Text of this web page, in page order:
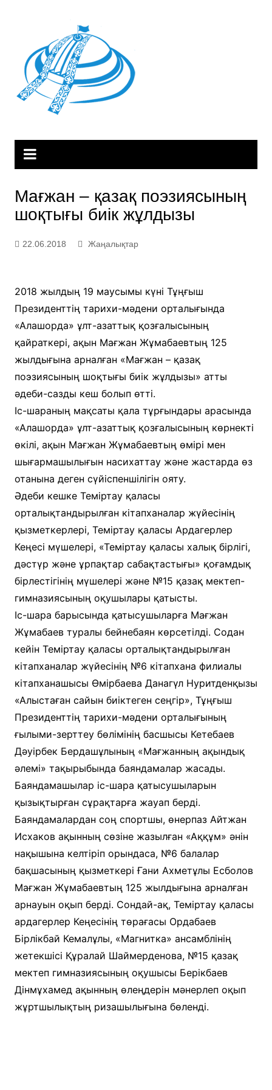
Мағжан – қазақ поэзиясының
шоқтығы биік жұлдызы
22.06.2018 Жаңалықтар
2018 жылдың 19 маусымы күні Тұңғыш
Президенттің тарихи-мәдени орталығында
«Алашорда» ұлт-азаттық қозғалысының
қайраткері, ақын Мағжан Жұмабаевтың 125
жылдығына арналған «Мағжан – қазақ
поэзиясының шоқтығы биік жұлдызы» атты
әдеби-сазды кеш болып өтті.
Іс-шараның мақсаты қала тұрғындары арасында
«Алашорда» ұлт-азаттық қозғалысының көрнекті
өкілі, ақын Мағжан Жұмабаевтың өмірі мен
шығармашылығын насихаттау және жастарда өз
отанына деген сүйіспеншілігін ояту.
Әдеби кешке Теміртау қаласы
орталықтандырылған кітапханалар жүйесінің
қызметкерлері, Теміртау қаласы Ардагерлер
Кеңесі мүшелері, «Теміртау қаласы халық бірлігі,
дәстүр және ұрпақтар сабақтастығы» қоғамдық
бірлестігінің мүшелері және №15 қазақ мектеп-
гимназиясының оқушылары қатысты.
Іс-шара барысында қатысушыларға Мағжан
Жұмабаев туралы бейнебаян көрсетілді. Содан
кейін Теміртау қаласы орталықтандырылған
кітапханалар жүйесінің №6 кітапхана филиалы
кітапханашысы Өмірбаева Данагүл Нуритденқызы
«Алыстаған сайын биіктеген сеңгір», Тұңғыш
Президенттің тарихи-мәдени орталығының
ғылыми-зерттеу бөлімінің басшысы Кетебаев
Дәуірбек Бердашұлының «Мағжанның ақындық
әлемі» тақырыбында баяндамалар жасады.
Баяндамашылар іс-шара қатысушыларын
қызықтырған сұрақтарға жауап берді.
Баяндамалардан соң спортшы, өнерпаз Айтжан
Исхаков ақынның сөзіне жазылған «Аққұм» әнін
нақышына келтіріп орындаса, №6 балалар
бақшасының қызметкері Ғани Ахметұлы Есболов
Мағжан Жұмабаевтың 125 жылдығына арналған
арнауын оқып берді. Сондай-ақ, Теміртау қаласы
ардагерлер Кеңесінің төрағасы Ордабаев
Бірлікбай Кемалұлы, «Магнитка» ансамблінің
жетекшісі Құралай Шаймерденова, №15 қазақ
мектеп гимназиясының оқушысы Берікбаев
Дінмұхамед ақынның өлеңдерін мәнерлеп оқып
жұртшылықтың ризашылығына бөленді.